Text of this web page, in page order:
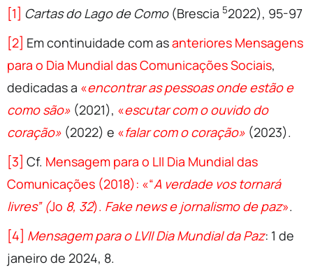
[1] Cartas do Lago de Como(Brescia 52022), 95-97
[2] Em continuidade com asanteriores Mensagens
para o Dia Mundial das Comunicações Sociais,
dedicadas a «encontrar as pessoas onde estão e
como são» (2021), «escutar com o ouvido do
coração» (2022) e «falar com o coração» (2023).
[3] Cf. Mensagem para o LII Dia Mundial das
Comunicações (2018): «“A verdade vos tornará
livres” (Jo 8, 32). Fake news e jornalismo de paz».
[4] Mensagem para o LVII Dia Mundial da Paz: 1 de
janeiro de 2024, 8.